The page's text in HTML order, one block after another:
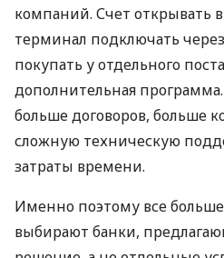
компаний. Счет открывать
терминал подключать
покупать у отдельного
дополнительная программа.
больше договоров, больше
сложную техническую
затраты времени.
Именно поэтому все
выбирают банки,